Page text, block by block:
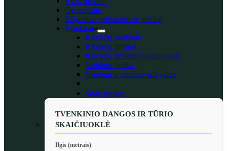
Geotekstilė
Klijavimo priemonės ir priedai
Kriokliai
Krioklių siurbliai
Krioklių formos
Krioklių įrengimo komplektai
Vandens peiliai
Vandens ir siurblio talpyklos
Sodo prekės
TVENKINIO DANGOS IR TŪRIO
SKAIČIUOKLĖ
Ilgis (metrais)